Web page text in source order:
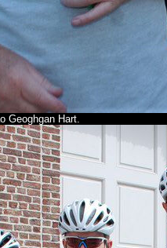
Geoghgan Hart.